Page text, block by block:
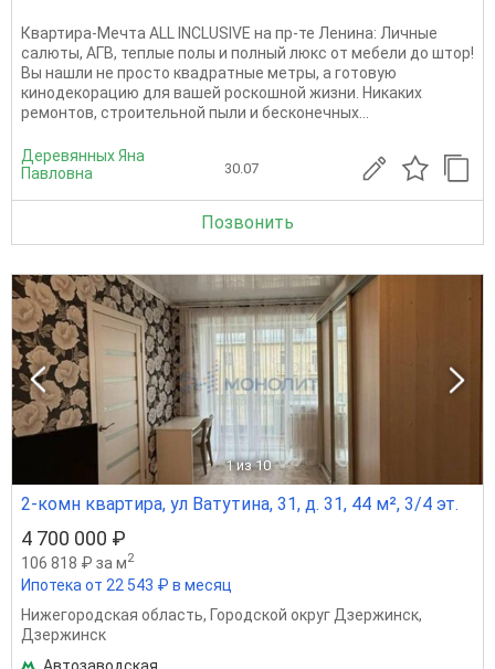
Квартира-Мечта ALL INCLUSIVE на пр-те Ленина: Личные
салюты, АГВ, теплые полы и полный люкс от мебели до штор!
Вы нашли не просто квадратные метры, а готовую
кинодекорацию для вашей роскошной жизни. Никаких
ремонтов, строительной пыли и бесконечных...
Деревянных Яна
Павловна
30.07
Позвонить
1 из 10
2-комн квартира, ул Ватутина, 31, д. 31, 44 м², 3/4 эт.
4 700 000 ₽
106 818 ₽ за м2
Ипотека от 22 543 ₽ в месяц
Нижегородская область, Городской округ Дзержинск,
Дзержинск
Автозаводская